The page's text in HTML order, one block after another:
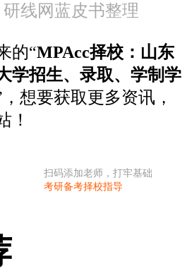
线网蓝皮书整理
的“MPAcc择校：山东
学招生、录取、学制学
，想要获取更多资讯，
！
扫码添加老师，打牢基础
考研备考择校指导